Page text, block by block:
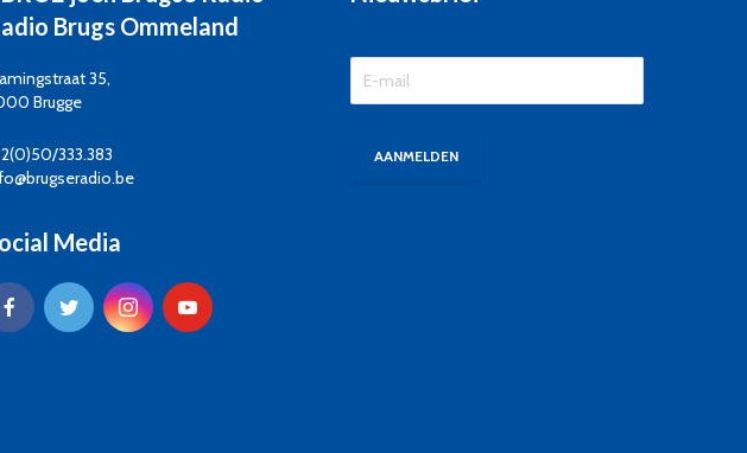
Brugs Ommeland
35,
Brugge
333.383
Media